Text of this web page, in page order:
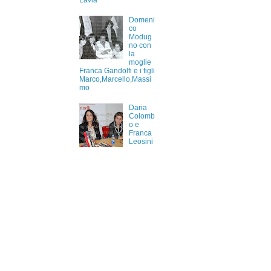
Domeni
co
Modug
no con
la
moglie
Franca Gandolfi e i figli
Marco,Marcello,Massi
mo
Daria
Colomb
o e
Franca
Leosini